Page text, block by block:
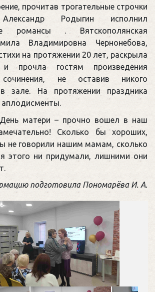
прочитав трогательные строчки
Родыгин исполнил
романсы . Вятскополянская
Владимировна Чернонебова,
на протяжении 20 лет, раскрыла
прочла гостям произведения
сочинения, не оставив никого
зале. На протяжении праздника
аплодисменты.
матери – прочно вошел в наш
Сколько бы хороших,
не говорили нашим мамам, сколько
этого ни придумали, лишними они
подготовила Пономарёва И. А.